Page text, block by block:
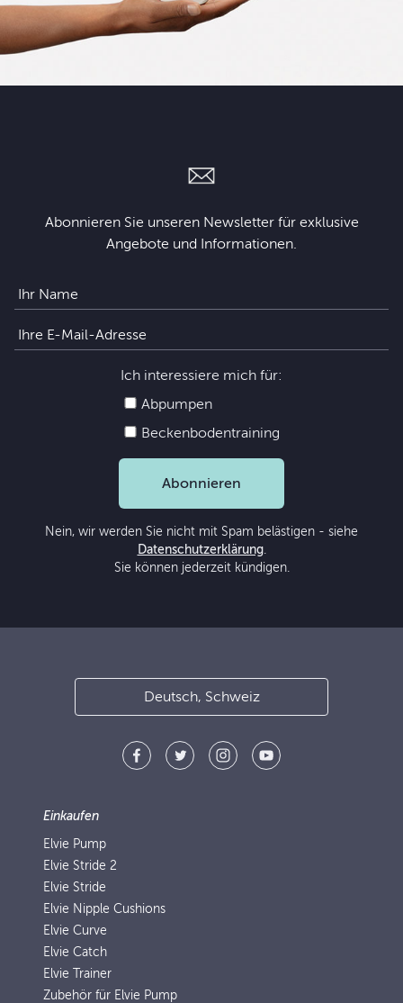
Abonnieren Sie unseren Newsletter für exklusive
Angebote und Informationen.
Ich interessiere mich für:
Abpumpen
Beckenbodentraining
Abonnieren
Nein, wir werden Sie nicht mit Spam belästigen - siehe
Datenschutzerklärung.
Sie können jederzeit kündigen.
Deutsch, Schweiz
Einkaufen
Elvie Pump
Elvie Stride 2
Elvie Stride
Elvie Nipple Cushions
Elvie Curve
Elvie Catch
Elvie Trainer
Zubehör für Elvie Pump